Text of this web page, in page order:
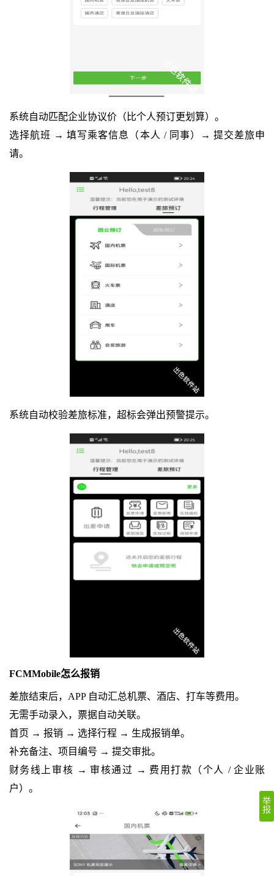
系统自动匹配企业协议价（比个人预订更划算）。
选择航班 → 填写乘客信息（本人 / 同事）→ 提交差旅申
请。
系统自动校验差旅标准，超标会弹出预警提示。
FCMMobile怎么报销
差旅结束后，APP 自动汇总机票、酒店、打车等费用。
无需手动录入，票据自动关联。
首页 → 报销 → 选择行程 → 生成报销单。
补充备注、项目编号 → 提交审批。
财务线上审核 → 审核通过 → 费用打款（个人 / 企业账
户）。
举
报